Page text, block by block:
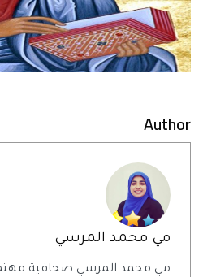
Author
مي محمد المرسي
مي محمد المرسي صحافية